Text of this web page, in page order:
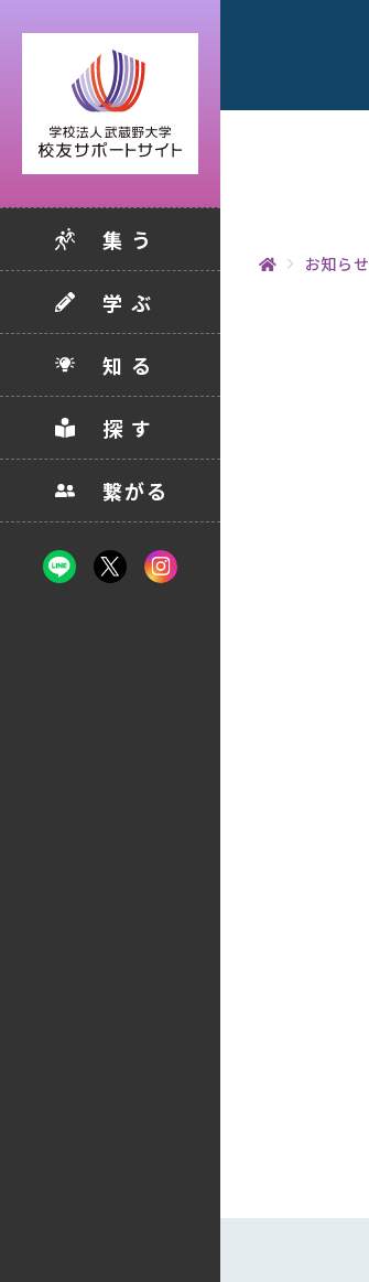
集 う
学 ぶ
知 る
探 す
繋がる
お知らせ